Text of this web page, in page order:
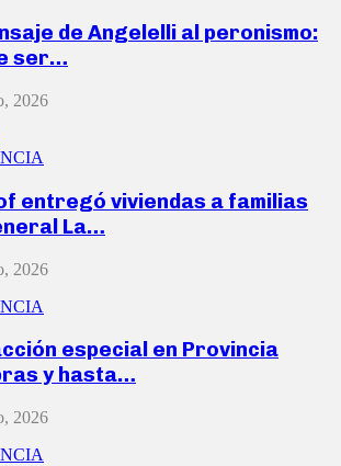
de Angelelli al peronismo:
ser…
2026
entregó viviendas a familias
La…
2026
especial en Provincia
y hasta…
2026